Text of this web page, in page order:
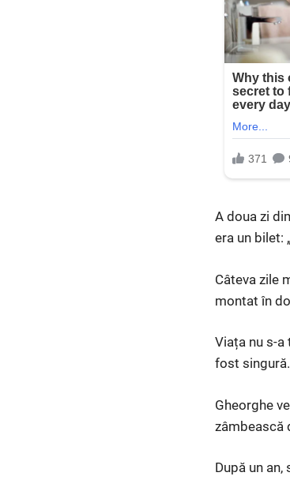
A doua zi
era un bilet:
Câteva zile
montat în
Viața nu s-
fost singură.
Gheorghe
zâmbească
După un